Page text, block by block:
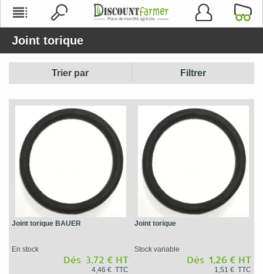
Joint torique
Trier par Filtrer
Joint torique BAUER
En stock
Dès 3,72 € HT
4,46 € TTC
Joint torique
Stock variable
Dès 1,26 € HT
1,51 € TTC